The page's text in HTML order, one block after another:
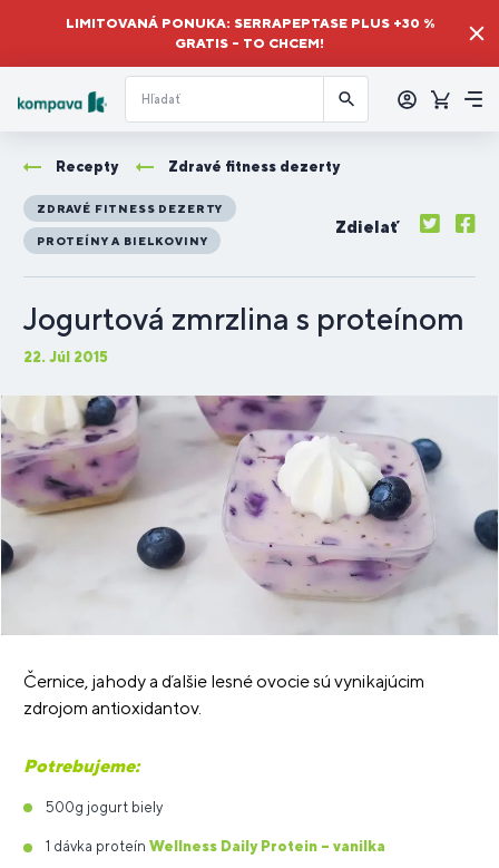
LIMITOVANÁ PONUKA: SERRAPEPTASE PLUS +30 %
GRATIS – TO CHCEM!
sa
Košík
Recepty Zdravé fitness dezerty
ZDRAVÉ FITNESS DEZERTY
PROTEÍNY A BIELKOVINY
Zdielať
Jogurtová zmrzlina s proteínom
22. Júl 2015
Černice, jahody a ďalšie lesné ovocie sú vynikajúcim
zdrojom antioxidantov.
Potrebujeme:
500g jogurt biely
1 dávka proteín Wellness Daily Protein – vanilka